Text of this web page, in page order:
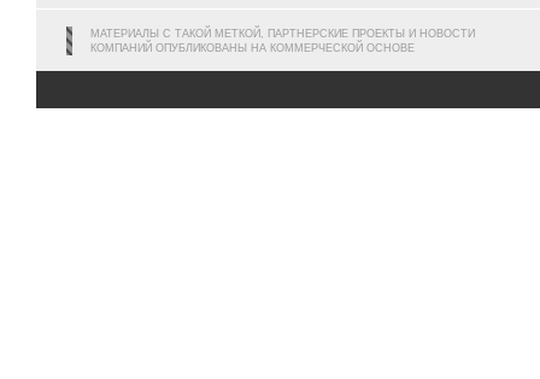
МАТЕРИАЛЫ С ТАКОЙ МЕТКОЙ, ПАРТНЕРСКИЕ ПРОЕКТЫ И НОВОСТИ
КОМПАНИЙ ОПУБЛИКОВАНЫ НА КОММЕРЧЕСКОЙ ОСНОВЕ